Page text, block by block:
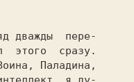
дважды  пере-
этого  сразу.
Паладина,